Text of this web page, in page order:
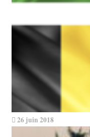
26 juin 2018